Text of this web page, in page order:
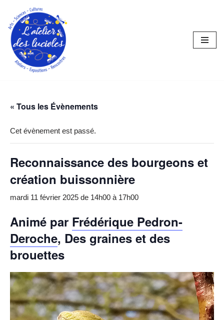
Aller
au
contenu
« Tous les Évènements
Cet évènement est passé.
Reconnaissance des bourgeons et
création buissonnière
mardi 11 février 2025 de 14h00 à 17h00
Animé par Frédérique Pedron-
Deroche, Des graines et des
brouettes